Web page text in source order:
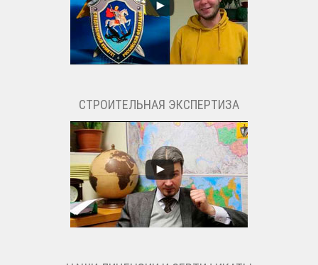
СТРОИТЕЛЬНАЯ ЭКСПЕРТИЗА